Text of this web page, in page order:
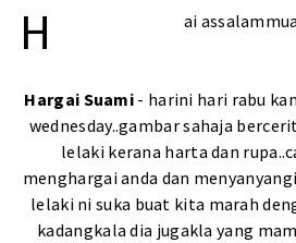
H ai
Hargai Suami - harini hari rabu
wednesday..gambar sahaja
lelaki kerana harta dan
menghargai anda dan
lelaki ni suka buat kita marah
kadangkala dia jugakla yang